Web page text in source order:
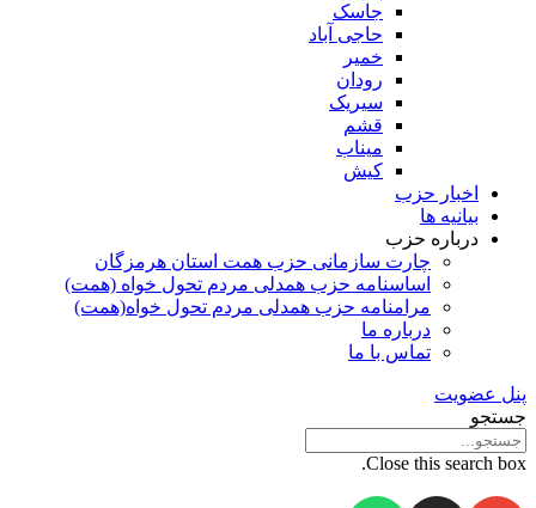
جاسک
حاجی آباد
خمیر
رودان
سیریک
قشم
میناب
کیش
اخبار حزب
بیانیه ها
درباره حزب
چارت سازمانی حزب همت استان هرمزگان
اساسنامه حزب همدلی مردم تحول خواه (همت)
مرامنامه حزب همدلی مردم تحول خواه(همت)
درباره ما
تماس با ما
پنل عضویت
جستجو
Close this search box.